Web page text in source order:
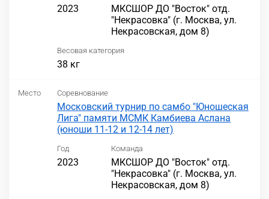
2023
МКСШОР ДО "Восток" отд.
"Некрасовка" (г. Москва, ул.
Некрасовская, дом 8)
Весовая категория
38 кг
Место Соревнование
Московский турнир по самбо "Юношеская
Лига" памяти МСМК Камбиева Аслана
(юноши 11-12 и 12-14 лет)
Год
2023
Команда
МКСШОР ДО "Восток" отд.
"Некрасовка" (г. Москва, ул.
Некрасовская, дом 8)